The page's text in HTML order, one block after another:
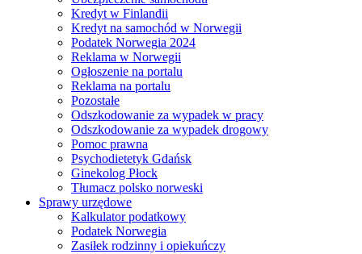
Kredyt w Finlandii
Kredyt na samochód w Norwegii
Podatek Norwegia 2024
Reklama w Norwegii
Ogłoszenie na portalu
Reklama na portalu
Pozostałe
Odszkodowanie za wypadek w pracy
Odszkodowanie za wypadek drogowy
Pomoc prawna
Psychodietetyk Gdańsk
Ginekolog Płock
Tłumacz polsko norweski
Sprawy urzędowe
Kalkulator podatkowy
Podatek Norwegia
Zasiłek rodzinny i opiekuńczy